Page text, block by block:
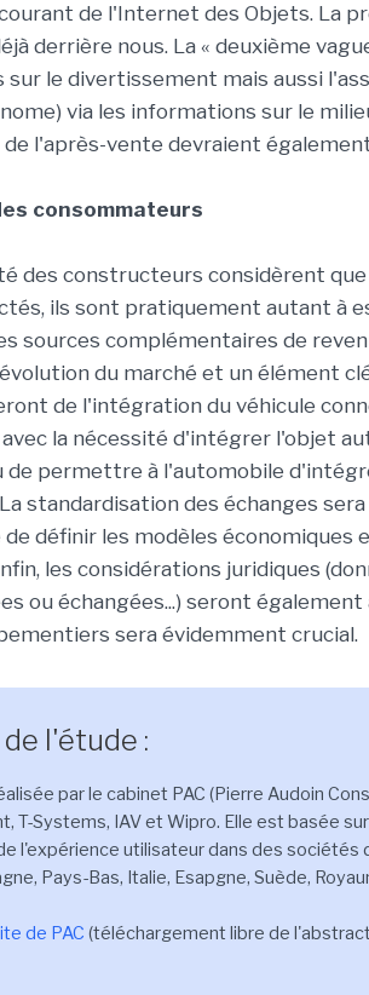
de l'Internet des Objets. La
derrière nous. La « deuxième
le divertissement mais aussi
via les informations sur le
l'après-vente devraient
consommateurs
des constructeurs considèrent
ils sont pratiquement autant à
sources complémentaires de
du marché et un élément
de l'intégration du véhicule
la nécessité d'intégrer l'objet
permettre à l'automobile
standardisation des échanges
définir les modèles
les considérations juridiques
ou échangées...) seront
sera évidemment crucial.
l'étude :
par le cabinet PAC (Pierre Audoin
T-Systems, IAV et Wipro. Elle est basée
l'expérience utilisateur dans des sociétés
Pays-Bas, Italie, Esapgne, Suède,
de PAC (téléchargement libre de